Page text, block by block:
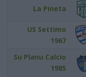
La Pineta
US Settimo
1967
Su Planu Calcio
1985